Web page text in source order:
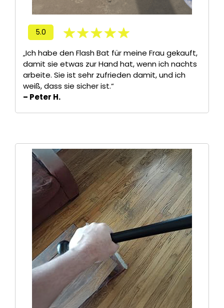
5.0
„Ich habe den Flash Bat für meine Frau gekauft,
damit sie etwas zur Hand hat, wenn ich nachts
arbeite. Sie ist sehr zufrieden damit, und ich
weiß, dass sie sicher ist.“
– Peter H.